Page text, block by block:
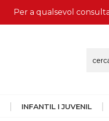
Per a qualsevol
INFANTIL I JUVENIL